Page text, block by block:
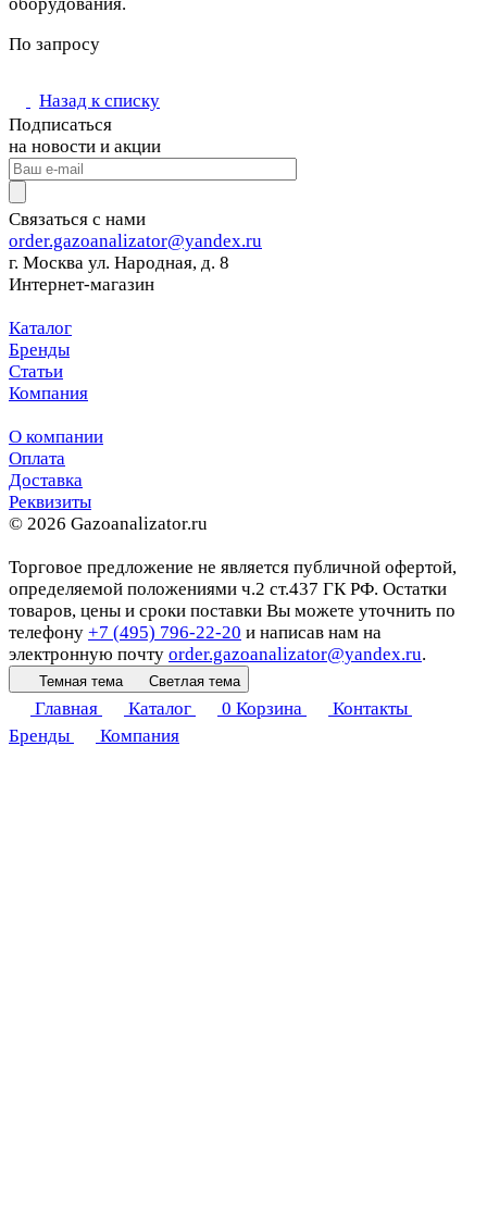
По запросу
Назад к списку
Подписаться
на новости и акции
Связаться с нами
order.gazoanalizator@yandex.ru
г. Москва ул. Народная, д. 8
Интернет-магазин
Каталог
Бренды
Статьи
Компания
О компании
Оплата
Доставка
Реквизиты
© 2026 Gazoanalizator.ru
Торговое предложение не является публичной офертой,
определяемой положениями ч.2 ст.437 ГК РФ. Остатки
товаров, цены и сроки поставки Вы можете уточнить по
телефону +7 (495) 796-22-20 и написав нам на
электронную почту order.gazoanalizator@yandex.ru.
Темная тема Светлая тема
Главная Каталог 0 Корзина
Контакты
Бренды
Компания